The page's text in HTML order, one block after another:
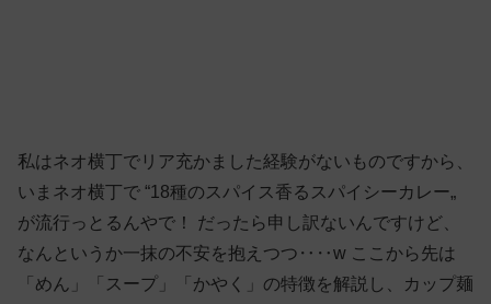
私はネオ横丁でリア充かました経験がないものですから、
いまネオ横丁で “18種のスパイス香るスパイシーカレー„
が流行っとるんやで！ だったら申し訳ないんですけど、
なんというか一抹の不安を抱えつつ‥‥w ここから先は
「めん」「スープ」「かやく」の特徴を解説し、カップ麺